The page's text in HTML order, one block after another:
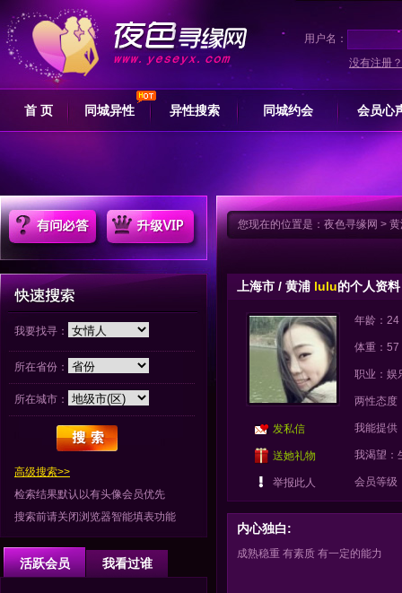
用户名：
没有注册？
首 页 同城异性 异性搜索 同城约会 会员心
我要找寻：
所在省份：
所在城市：
高级搜索>>
检索结果默认以有头像会员优先
搜索前请关闭浏览器智能填表功能
活跃会员 我看过谁
您现在的位置是： 夜色寻缘网 >
上海市 / 黄浦 lulu的个人资料
发私信
送她礼物
举报此人
年龄：24
体重：57
职业：娱
两性态度
我能提供
我渴望：
会员等
内心独白:
成熟稳重 有素质 有一定的能力